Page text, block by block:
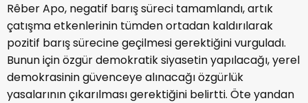
Rêber Apo, negatif barış süreci tamamlandı, artık
çatışma etkenlerinin tümden ortadan kaldırılarak
pozitif barış sürecine geçilmesi gerektiğini vurguladı.
Bunun için özgür demokratik siyasetin yapılacağı, yerel
demokrasinin güvenceye alınacağı özgürlük
yasalarının çıkarılması gerektiğini belirtti. Öte yandan